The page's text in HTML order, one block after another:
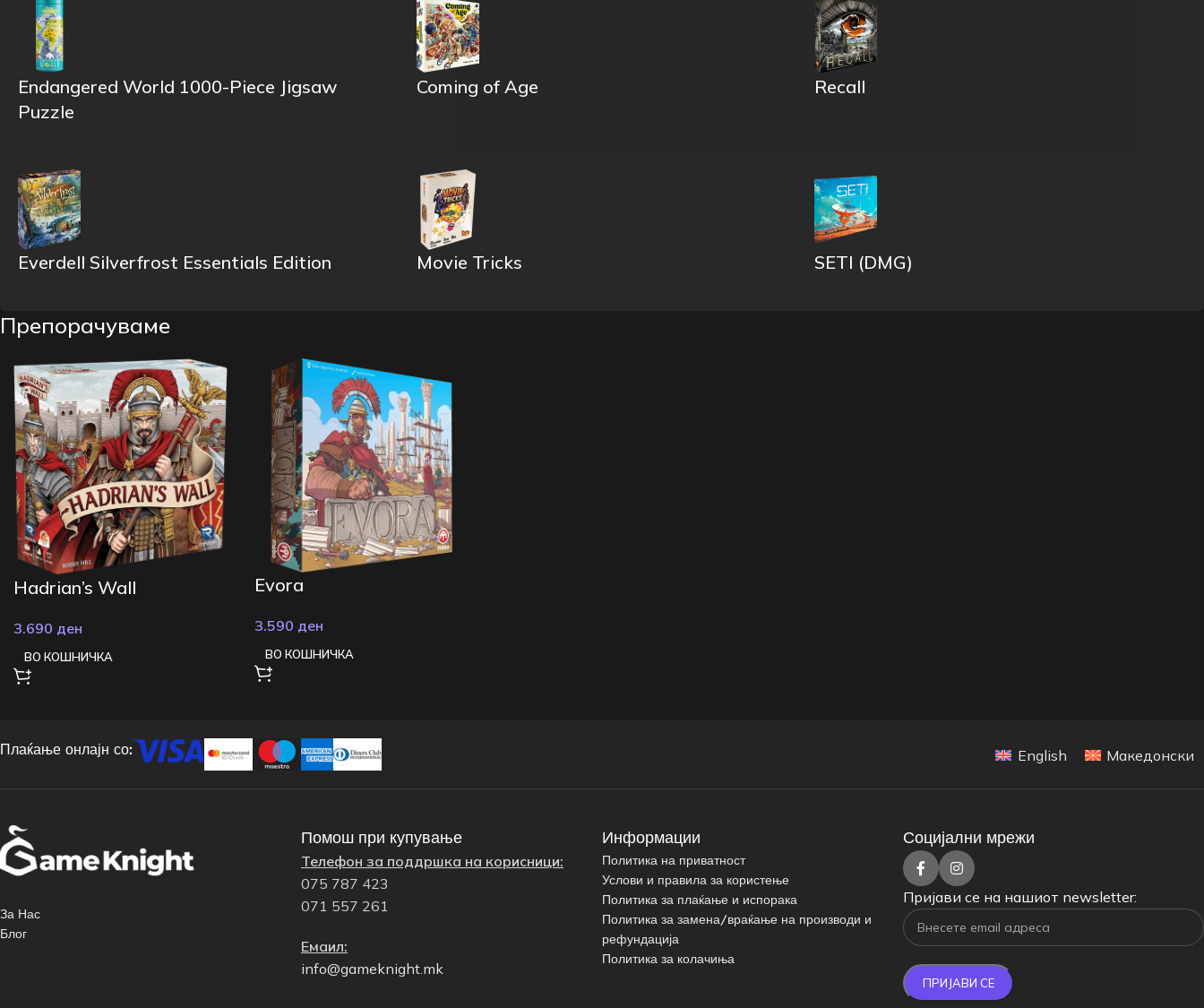
Endangered World 1000-Piece Jigsaw
Puzzle
Coming of Age Recall
Everdell Silverfrost Essentials Edition Movie Tricks SETI (DMG)
Препорачуваме
Hadrian’s Wall
3.690 ден
ВО КОШНИЧКА
Evora
3.590 ден
ВО КОШНИЧКА
Плаќање онлајн со: English Македонски
За Нас
Блог
Помош при купување
Телефон за поддршка на корисници:
075 787 423
071 557 261
Емаил:
info@gameknight.mk
Информации
Политика на приватност
Услови и правила за користење
Политика за плаќање и испорака
Политика за замена/враќање на производи и
рефундација
Политика за колачиња
Социјални мрежи
Пријави се на нашиот newsletter: